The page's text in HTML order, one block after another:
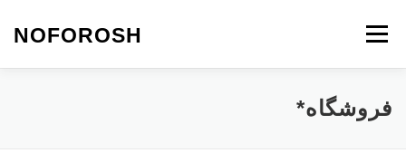
محتوا
NOFOROSH فهرست
فروشگاه*